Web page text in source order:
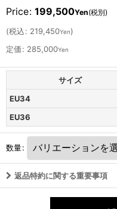
Price: 199,500Yen(税別)
(税込: 219,450Yen)
定価: 285,000Yen
サイズ
EU34
EU36
数量:
返品特約に関する重要事項